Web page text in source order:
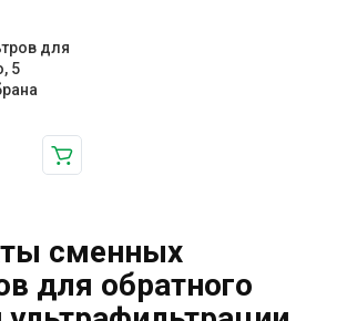
для
5
сменных
для обратного